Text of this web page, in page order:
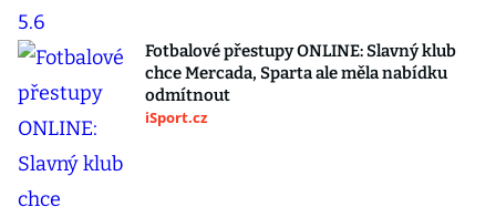
Fotbalové přestupy ONLINE: Slavný klub
chce Mercada, Sparta ale měla nabídku
odmítnout
iSport.cz